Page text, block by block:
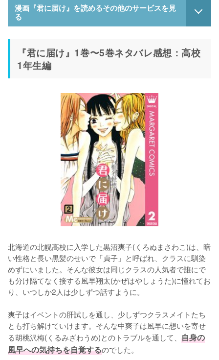
漫画『君に届け』を読めるその他のサービスを見
る
『君に届け』1巻〜5巻ネタバレ感想：高校
1年生編
北海道の北幌高校に入学した黒沼爽子(くろぬまさわこ)は、暗
い性格と長い黒髪のせいで「貞子」と呼ばれ、クラスに馴染
めずにいました。そんな彼女は同じクラスの人気者で誰にで
も分け隔てなく接する風早翔太(かぜはやしょうた)に憧れてお
り、いつしか2人は少しずつ話すように。
爽子はイベントの肝試しを通し、少しずつクラスメイトたち
とも打ち解けていけます。そんな中爽子は風早に想いを寄せ
る胡桃沢梅(くるみざわうめ)とのトラブルを通して、 自身の
風早への気持ちを自覚するのでした。